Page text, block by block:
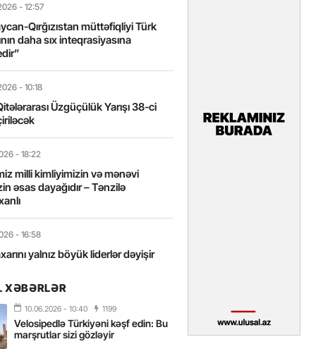
- 12:57
Qırğızıstan müttəfiqliyi Türk
daha sıx inteqrasiyasına
- 10:18
Üzgüçülük Yarışı 38-ci
- 18:22
milli kimliyimizin və mənəvi
əsas dayağıdır – Tənzilə
- 16:58
yalnız böyük liderlər dəyişir
- 16:43
Türkiyəyə 25 milyondan
gəlib – FOTOLAR
XƏBƏRLƏR
10.06.2026 - 10:40 1199
Velosipedlə Türkiyəni kəşf edin: Bu
marşrutlar sizi gözləyir